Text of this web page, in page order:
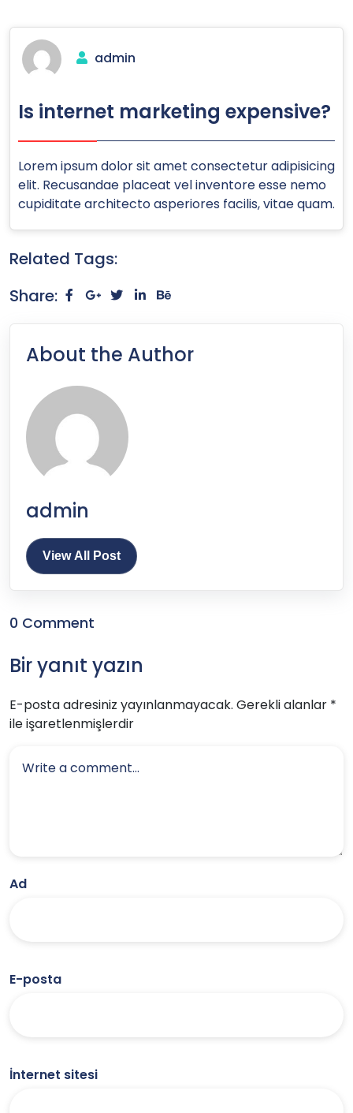
admin
Is internet marketing expensive?
Lorem ipsum dolor sit amet consectetur adipisicing
elit. Recusandae placeat vel inventore esse nemo
cupiditate architecto asperiores facilis, vitae quam.
Related Tags:
Share:
About the Author
admin
View All Post
0 Comment
Bir yanıt yazın
E-posta adresiniz yayınlanmayacak. Gerekli alanlar *
ile işaretlenmişlerdir
Ad
E-posta
İnternet sitesi